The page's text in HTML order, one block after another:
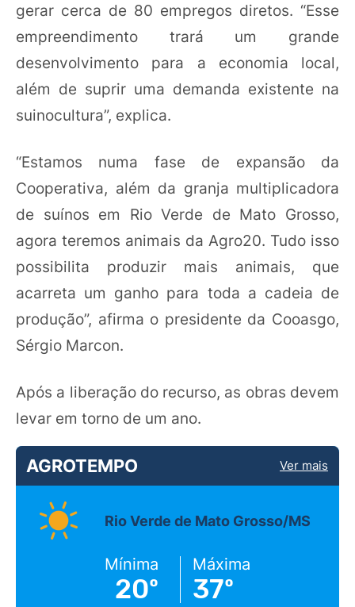
gerar cerca de 80 empregos diretos. “Esse
empreendimento trará um grande
desenvolvimento para a economia local,
além de suprir uma demanda existente na
suinocultura”, explica.
“Estamos numa fase de expansão da
Cooperativa, além da granja multiplicadora
de suínos em Rio Verde de Mato Grosso,
agora teremos animais da Agro20. Tudo isso
possibilita produzir mais animais, que
acarreta um ganho para toda a cadeia de
produção”, afirma o presidente da Cooasgo,
Sérgio Marcon.
Após a liberação do recurso, as obras devem
levar em torno de um ano.
AGROTEMPO Ver mais
Rio Verde de Mato Grosso/MS
Mínima
20º
Máxima
37º